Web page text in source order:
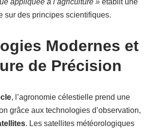
appliquée à l’agriculture » établit une
sur des principes scientifiques.
Modernes et
de Précision
, l’agronomie célestielle prend une
grâce aux technologies d’observation,
. Les satellites météorologiques